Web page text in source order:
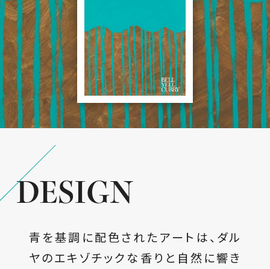
DESIGN
青を基調に配色されたアートは、ダル
ヤのエキゾチックな香りと自然に響き